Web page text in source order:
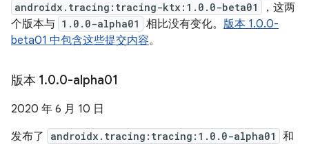
androidx.tracing:tracing-ktx:1.0.0-beta01
，这两
个版本与 1.0.0-alpha01 相比没有变化。 版本 1.0.0-
beta01 中包含这些提交内容。
版本 1.0.0-alpha01
2020 年 6 月 10 日
发布了
androidx.tracing:tracing:1.0.0-alpha01 和